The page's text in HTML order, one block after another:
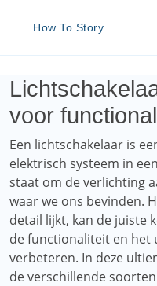
How To Story
voor
Een lichtschakelaar is
elektrisch systeem in
staat om de verlichting
waar we ons bevinden.
detail lijkt, kan de juiste
de functionaliteit en het
verbeteren. In deze
de verschillende